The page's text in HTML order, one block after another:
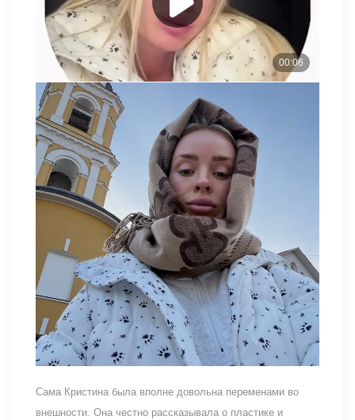
такая красотка была»; «Зря себя перекроила»; «Это точно
Лясковец?»; «Эти натянутые глаза что-то с чем-то», —
ужасаются комментаторы.
Сама Кристина была вполне довольна переменами во
внешности. Она честно рассказывала о пластике и